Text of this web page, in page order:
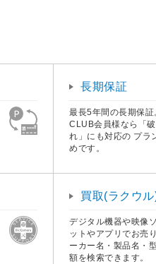
長期保証
最長5年間の長期保証
CLUB会員様なら「
れ」にも対応の プラ
めです。
買取(ラクウ
デジタル機器や映像
ットやアプリでお売
ーカー名・製品名・
額を検索できます。